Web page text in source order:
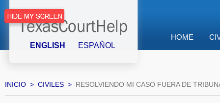
ENGLISH ESPAÑOL
HOME
INICIO CIVILES RESOLVIENDO MI CASO FUERA DE